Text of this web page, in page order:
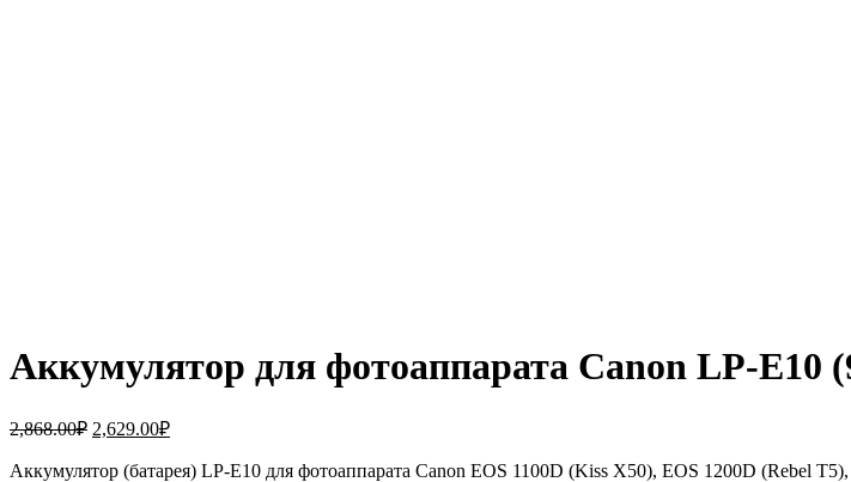
Аккумулятор для фотоаппарата Canon LP-E10
2,868.00₽ Первоначальная
составляла
2,629.00₽Текущая
2,629.00₽.
Аккумулятор (батарея) LP-E10 для фотоаппарата Canon EOS 1100D (Kiss X50), EOS 1200D (Rebel